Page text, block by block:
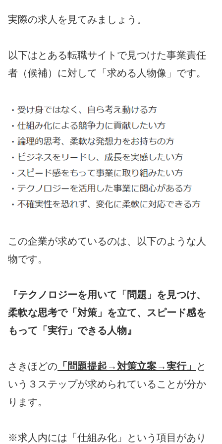
実際の求人を見てみましょう。
以下はとある転職サイトで見つけた事業責任
者（候補）に対して「求める人物像」です。
この企業が求めているのは、以下のような人
物です。
『テクノロジーを用いて「問題」を見つけ、
柔軟な思考で「対策」を立て、スピード感を
もって「実行」できる人物』
さきほどの 「問題提起→対策立案→実行」
と
いう３ステップが求められていることが分か
ります。
※求人内には「仕組み化」という項目があり